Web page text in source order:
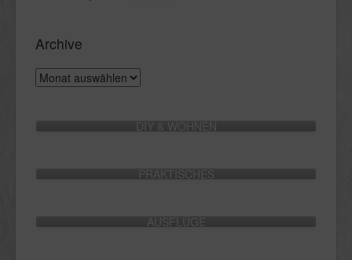
Archive
Archive
DIY & WOHNEN
PRAKTISCHES
AUSFLÜGE